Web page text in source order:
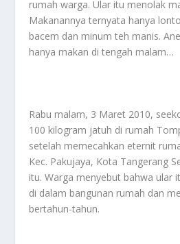
rumah warga. Ular itu menolak
Makanannya ternyata hanya
bacem dan minum teh manis.
hanya makan di tengah malam…
Rabu malam, 3 Maret 2010,
100 kilogram jatuh di rumah
setelah memecahkan eternit
Kec. Pakujaya, Kota Tangerang
itu. Warga menyebut bahwa ular
di dalam bangunan rumah dan
bertahun-tahun.